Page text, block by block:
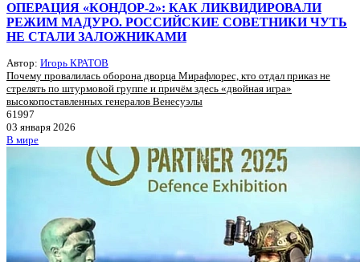
ОПЕРАЦИЯ «КОНДОР-2»: КАК ЛИКВИДИРОВАЛИ
РЕЖИМ МАДУРО. РОССИЙСКИЕ СОВЕТНИКИ ЧУТЬ
НЕ СТАЛИ ЗАЛОЖНИКАМИ
Автор: Игорь КРАТОВ
Почему провалилась оборона дворца Мирафлорес, кто отдал приказ не
стрелять по штурмовой группе и причём здесь «двойная игра»
высокопоставленных генералов Венесуэлы
61997
03 января 2026
В мире